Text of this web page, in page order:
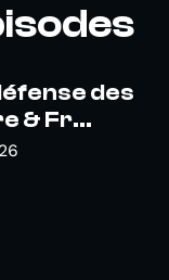
des
& Fr...